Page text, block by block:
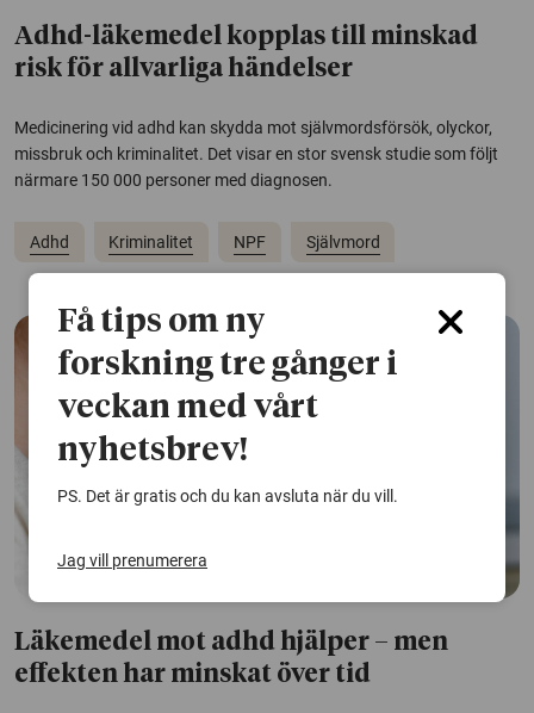
Adhd-läkemedel kopplas till minskad
risk för allvarliga händelser
Medicinering vid adhd kan skydda mot självmordsförsök, olyckor,
missbruk och kriminalitet. Det visar en stor svensk studie som följt
närmare 150 000 personer med diagnosen.
Adhd Kriminalitet NPF Självmord
Läkemedel mot adhd hjälper – men
effekten har minskat över tid
Få tips om ny
forskning tre gånger i
veckan med vårt
nyhetsbrev!
PS. Det är gratis och du kan avsluta när du vill.
Jag vill prenumerera